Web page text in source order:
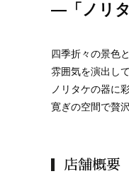
―「ノリ
四季折々の景色
雰囲気を演出し
ノリタケの器に
寛ぎの空間で贅
店舗概要